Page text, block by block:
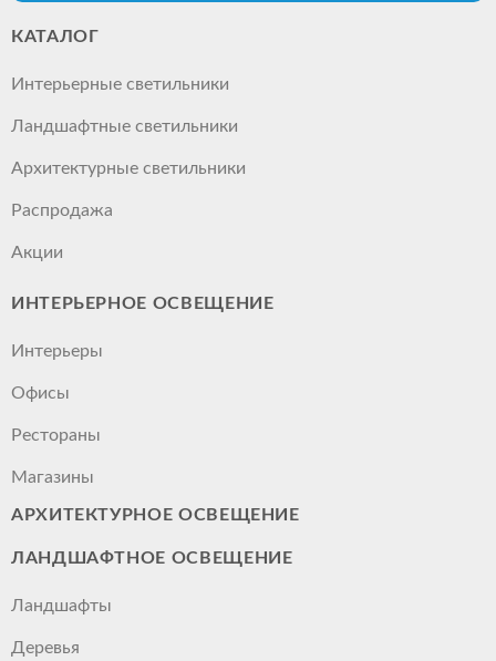
КАТАЛОГ
Интерьерные светильники
Ландшафтные светильники
Архитектурные светильники
Распродажа
Акции
ИНТЕРЬЕРНОЕ ОСВЕЩЕНИЕ
Интерьеры
Офисы
Рестораны
Магазины
АРХИТЕКТУРНОЕ ОСВЕЩЕНИЕ
ЛАНДШАФТНОЕ ОСВЕЩЕНИЕ
Ландшафты
Деревья